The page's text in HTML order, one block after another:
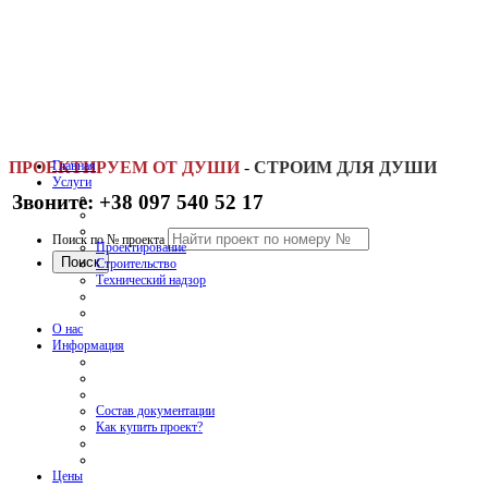
ПРОЕКТИРУЕМ ОТ ДУШИ - СТРОИМ ДЛЯ ДУШИ
Звоните: +38 097 540 52 17
Поиск по № проекта
Главная
Услуги
Проектирование
Строительство
Технический надзор
О нас
Информация
Состав документации
Как купить проект?
Цены